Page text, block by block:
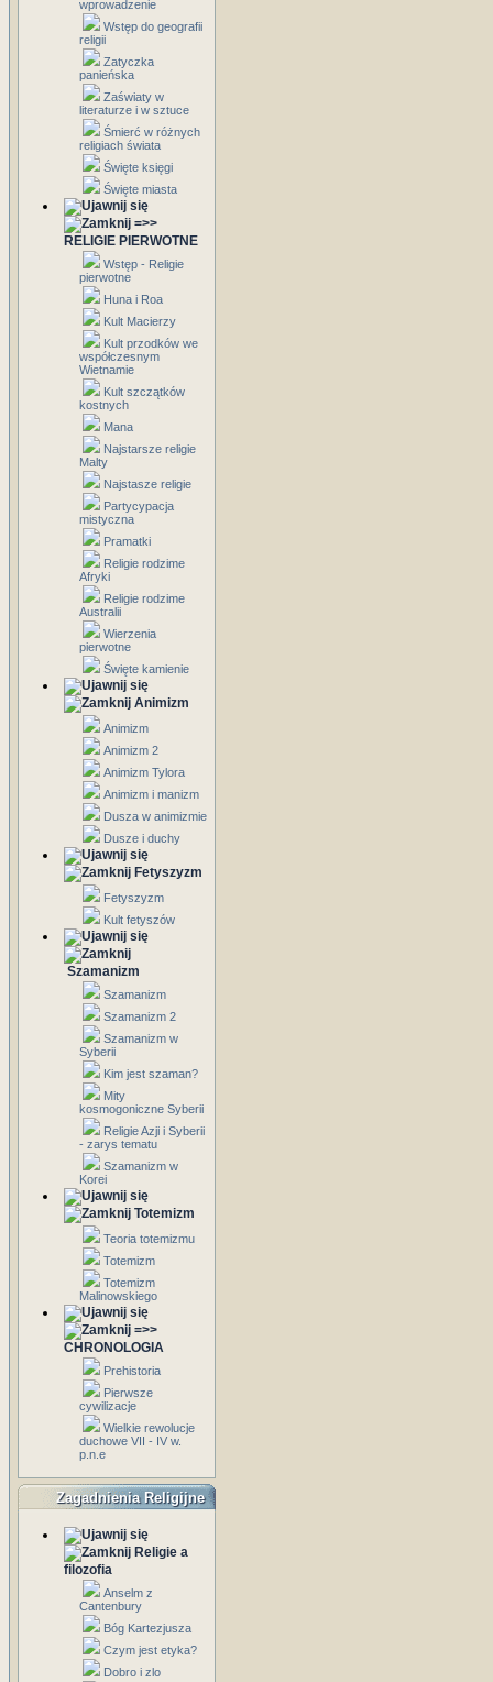
wprowadzenie
Wstęp do geografii
religii
Zatyczka
panieńska
Zaświaty w
literaturze i w sztuce
Śmierć w różnych
religiach świata
Święte księgi
Święte miasta
=>>
RELIGIE PIERWOTNE
Wstęp - Religie
pierwotne
Huna i Roa
Kult Macierzy
Kult przodków we
współczesnym
Wietnamie
Kult szczątków
kostnych
Mana
Najstarsze religie
Malty
Najstasze religie
Partycypacja
mistyczna
Pramatki
Religie rodzime
Afryki
Religie rodzime
Australii
Wierzenia
pierwotne
Święte kamienie
Animizm
Animizm
Animizm 2
Animizm Tylora
Animizm i manizm
Dusza w animizmie
Dusze i duchy
Fetyszyzm
Fetyszyzm
Kult fetyszów
Szamanizm
Szamanizm
Szamanizm 2
Szamanizm w
Syberii
Kim jest szaman?
Mity
kosmogoniczne Syberii
Religie Azji i Syberii
- zarys tematu
Szamanizm w
Korei
Totemizm
Teoria totemizmu
Totemizm
Totemizm
Malinowskiego
=>>
CHRONOLOGIA
Prehistoria
Pierwsze
cywilizacje
Wielkie rewolucje
duchowe VII - IV w.
p.n.e
Zagadnienia Religijne
Religie a
filozofia
Anselm z
Cantenbury
Bóg Kartezjusza
Czym jest etyka?
Dobro i zlo